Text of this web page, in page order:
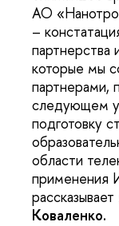
АО
–
партнерства
которые мы
партнерами,
следующем
подготовку
области
применения
рассказывает
Коваленко.